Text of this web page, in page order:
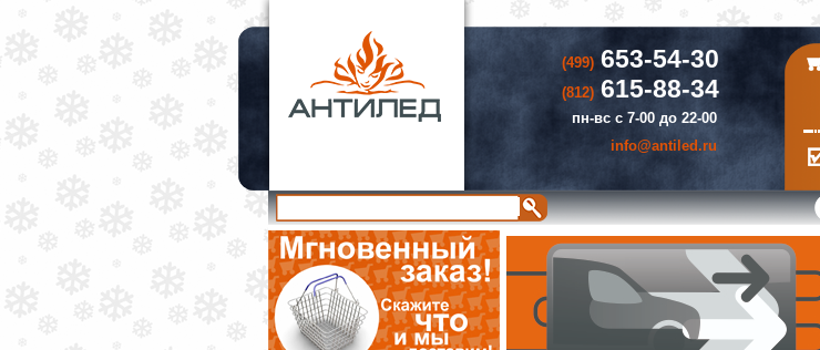
(499)653-54-30
(812)615-88-34
пн-вс с 7-00 до 22-00
info@antiled.ru